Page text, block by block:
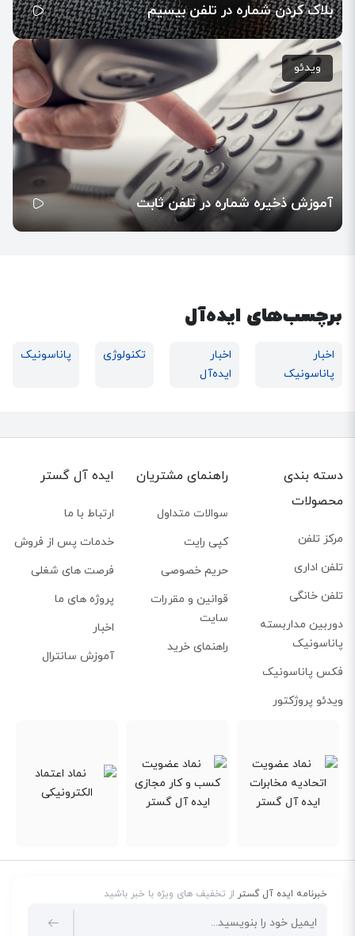
بلاک کردن شماره در تلفن بیسیم
ویدئو
آموزش ذخیره شماره در تلفن ثابت
برچسب‌های ایده‌آل
اخبار
پاناسونیک
اخبار
ایده‌آل
تکنولوژی پاناسونیک
دسته بندی
محصولات
مرکز تلفن
تلفن اداری
تلفن خانگی
دوربین مداربسته
پاناسونیک
فکس پاناسونیک
ویدئو پروژکتور
راهنمای مشتریان
سوالات متداول
کپی رایت
حریم خصوصی
قوانین و مقررات
سایت
راهنمای خرید
ایده آل گستر
ارتباط با ما
خدمات پس از فروش
فرصت های شغلی
پروژه های ما
اخبار
آموزش سانترال
خبرنامه ایده آل گستر از تخفیف های ویژه با خبر باشید